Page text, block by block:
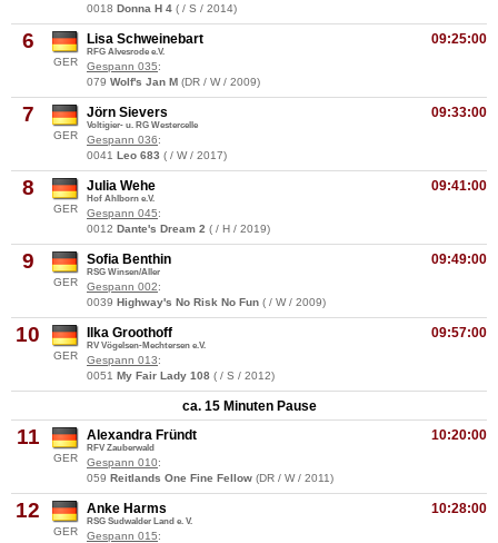
0018 Donna H 4 ( / S / 2014)
6
GER
09:25:00
Lisa Schweinebart
RFG Alvesrode e.V.
Gespann 035:
079 Wolf's Jan M (DR / W / 2009)
7
GER
09:33:00
Jörn Sievers
Voltigier- u. RG Westercelle
Gespann 036:
0041 Leo 683 ( / W / 2017)
8
GER
09:41:00
Julia Wehe
Hof Ahlborn e.V.
Gespann 045:
0012 Dante's Dream 2 ( / H / 2019)
9
GER
09:49:00
Sofia Benthin
RSG Winsen/Aller
Gespann 002:
0039 Highway's No Risk No Fun ( / W / 2009)
10
GER
09:57:00
Ilka Groothoff
RV Vögelsen-Mechtersen e.V.
Gespann 013:
0051 My Fair Lady 108 ( / S / 2012)
ca. 15 Minuten Pause
11
GER
10:20:00
Alexandra Fründt
RFV Zauberwald
Gespann 010:
059 Reitlands One Fine Fellow (DR / W / 2011)
12
GER
10:28:00
Anke Harms
RSG Sudwalder Land e. V.
Gespann 015: